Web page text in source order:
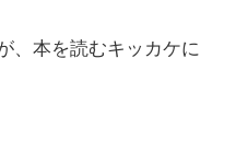
、本を読むキッカケに